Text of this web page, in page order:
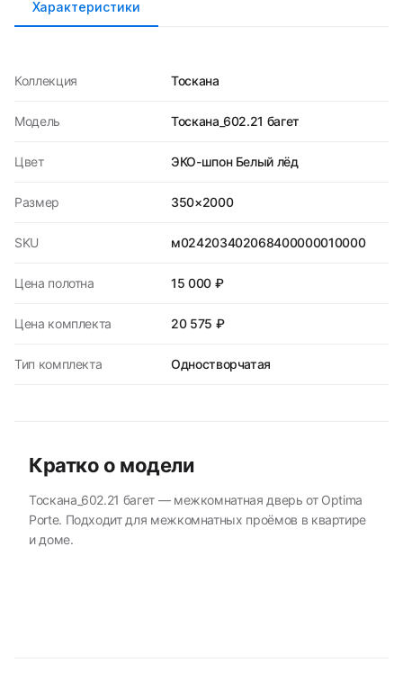
Характеристики
Коллекция Тоскана
Модель Тоскана_602.21 багет
Цвет ЭКО-шпон Белый лёд
Размер 350×2000
SKU м024203402068400000010000
Цена полотна 15 000 ₽
Цена комплекта 20 575 ₽
Тип комплекта Одностворчатая
Кратко о модели
Тоскана_602.21 багет — межкомнатная дверь от Optima
Porte. Подходит для межкомнатных проёмов в квартире
и доме.